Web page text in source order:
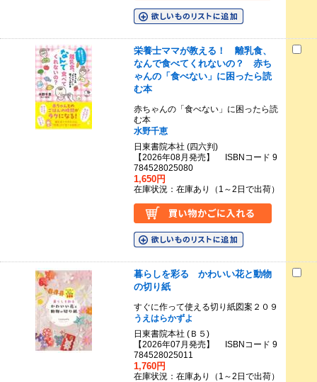
栄養士ママが教える！ 離乳食、
なんで食べてくれないの？ 赤ち
ゃんの「食べない」に困ったら読
む本
赤ちゃんの「食べない」に困ったら読
む本
水野千恵
日東書院本社 (四六判)
【2026年08月発売】 ISBNコード 9
784528025080
1,650円
在庫状況：在庫あり（1～2日で出荷）
暮らしを彩る かわいい花と動物
の切り紙
すぐに作って使える切り紙図案２０９
うえはらかずよ
日東書院本社 (Ｂ５)
【2026年07月発売】 ISBNコード 9
784528025011
1,760円
在庫状況：在庫あり（1～2日で出荷）